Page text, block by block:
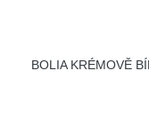
BOLIA KRÉMOVĚ